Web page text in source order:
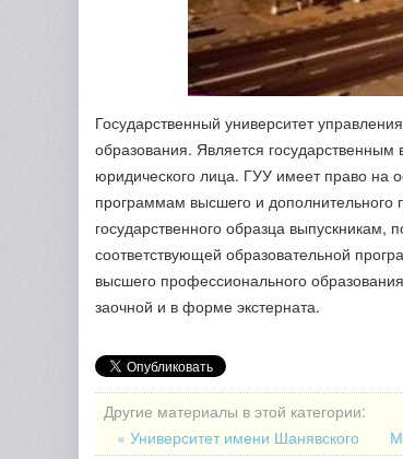
Государственный университет
образования. Является
юридического лица. ГУУ имеет право на
программам высшего и дополнительного
государственного образца выпускникам,
соответствующей образовательной
высшего профессионального
заочной и в форме экстерната.
Другие материалы в этой категории:
« Университет имени Шанявского